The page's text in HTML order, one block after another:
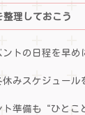
理しておこう
トの日程を早め
みスケジュール
ト準備も“ひとこ